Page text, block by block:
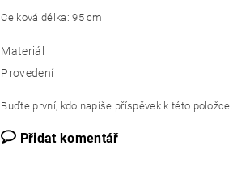
Celková délka: 95 cm
Materiál
Provedení
Buďte první, kdo napíše příspěvek k této položce.
Přidat komentář